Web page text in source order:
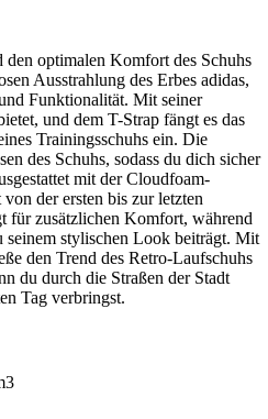
den optimalen Komfort des Schuhs
Ausstrahlung des Erbes adidas,
Funktionalität. Mit seiner
und dem T-Strap fängt es das
Trainingsschuhs ein. Die
des Schuhs, sodass du dich sicher
mit der Cloudfoam-
der ersten bis zur letzten
für zusätzlichen Komfort, während
seinem stylischen Look beiträgt. Mit
den Trend des Retro-Laufschuhs
du durch die Straßen der Stadt
Tag verbringst.